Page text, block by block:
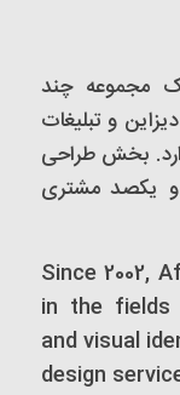
مجموعه‌ چند
و تبلیغات
فعالیت دارد. بخش طراحی
بیش از 500 پروژه و یکصد مشتری
Since 2002,
in the fields
and visual
design